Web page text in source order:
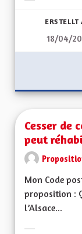
ERSTELLT
18/04/
Cesser de
peut
Mon Code
proposition :
l’Alsace...